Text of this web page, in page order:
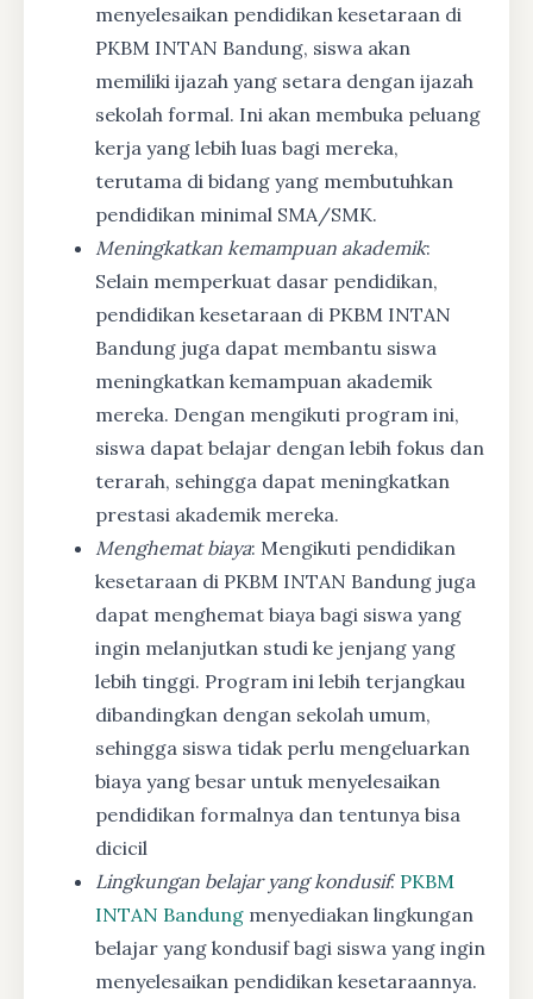
menyelesaikan pendidikan kesetaraan di
PKBM INTAN Bandung, siswa akan
memiliki ijazah yang setara dengan ijazah
sekolah formal. Ini akan membuka peluang
kerja yang lebih luas bagi mereka,
terutama di bidang yang membutuhkan
pendidikan minimal SMA/SMK.
Meningkatkan kemampuan akademik:
Selain memperkuat dasar pendidikan,
pendidikan kesetaraan di PKBM INTAN
Bandung juga dapat membantu siswa
meningkatkan kemampuan akademik
mereka. Dengan mengikuti program ini,
siswa dapat belajar dengan lebih fokus dan
terarah, sehingga dapat meningkatkan
prestasi akademik mereka.
Menghemat biaya: Mengikuti pendidikan
kesetaraan di PKBM INTAN Bandung juga
dapat menghemat biaya bagi siswa yang
ingin melanjutkan studi ke jenjang yang
lebih tinggi. Program ini lebih terjangkau
dibandingkan dengan sekolah umum,
sehingga siswa tidak perlu mengeluarkan
biaya yang besar untuk menyelesaikan
pendidikan formalnya dan tentunya bisa
dicicil
Lingkungan belajar yang kondusif: PKBM
INTAN Bandung menyediakan lingkungan
belajar yang kondusif bagi siswa yang ingin
menyelesaikan pendidikan kesetaraannya.